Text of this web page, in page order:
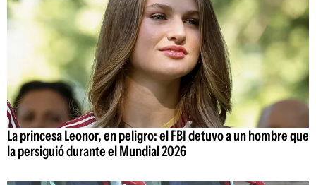
La princesa Leonor, en peligro: el FBI detuvo a un hombre que
la persiguió durante el Mundial 2026